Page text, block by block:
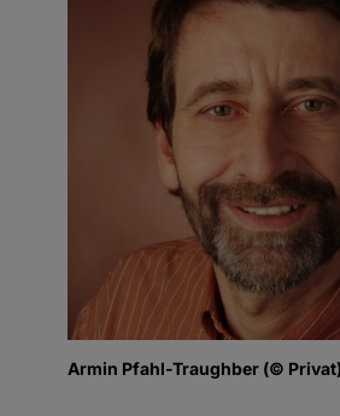
Armin Pfahl-Traughber (© Privat)